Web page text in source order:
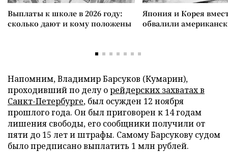
Выплаты к школе в 2026 году:
сколько дают и кому положены
Япония и Корея
обвалили
Напомним, Владимир Барсуков (Кумарин),
проходивший по делу орейдерских захватах в
Санкт-Петербурге, был осужден 12 ноября
прошлого года. Он был приговорен к 14 годам
лишения свободы, его сообщники получили от
пяти до 15 лет и штрафы. Самому Барсукову судом
было предписано выплатить 1 млн рублей.